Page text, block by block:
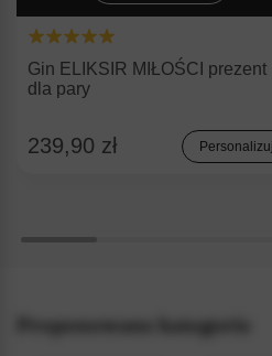
Gin ELIKSIR MIŁOŚCI prezent
dla pary
239,90 zł Personalizuj
Proponowane kategorie